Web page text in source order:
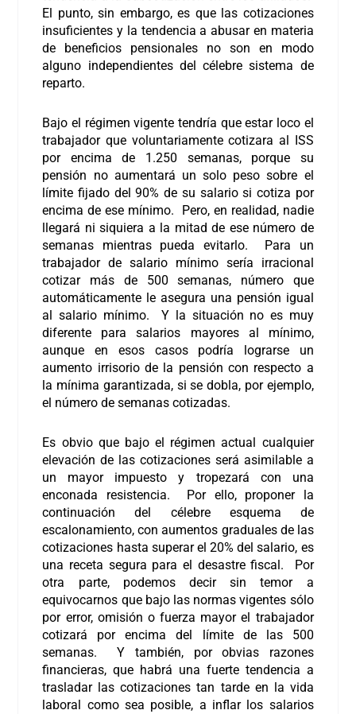
El punto, sin embargo, es que las cotizaciones
insuficientes y la tendencia a abusar en materia
de beneficios pensionales no son en modo
alguno independientes del célebre sistema de
reparto.
Bajo el régimen vigente tendría que estar loco el
trabajador que voluntariamente cotizara al ISS
por encima de 1.250 semanas, porque su
pensión no aumentará un solo peso sobre el
límite fijado del 90% de su salario si cotiza por
encima de ese mínimo. Pero, en realidad, nadie
llegará ni siquiera a la mitad de ese número de
semanas mientras pueda evitarlo. Para un
trabajador de salario mínimo sería irracional
cotizar más de 500 semanas, número que
automáticamente le asegura una pensión igual
al salario mínimo. Y la situación no es muy
diferente para salarios mayores al mínimo,
aunque en esos casos podría lograrse un
aumento irrisorio de la pensión con respecto a
la mínima garantizada, si se dobla, por ejemplo,
el número de semanas cotizadas.
Es obvio que bajo el régimen actual cualquier
elevación de las cotizaciones será asimilable a
un mayor impuesto y tropezará con una
enconada resistencia. Por ello, proponer la
continuación del célebre esquema de
escalonamiento, con aumentos graduales de las
cotizaciones hasta superar el 20% del salario, es
una receta segura para el desastre fiscal. Por
otra parte, podemos decir sin temor a
equivocarnos que bajo las normas vigentes sólo
por error, omisión o fuerza mayor el trabajador
cotizará por encima del límite de las 500
semanas. Y también, por obvias razones
financieras, que habrá una fuerte tendencia a
trasladar las cotizaciones tan tarde en la vida
laboral como sea posible, a inflar los salarios